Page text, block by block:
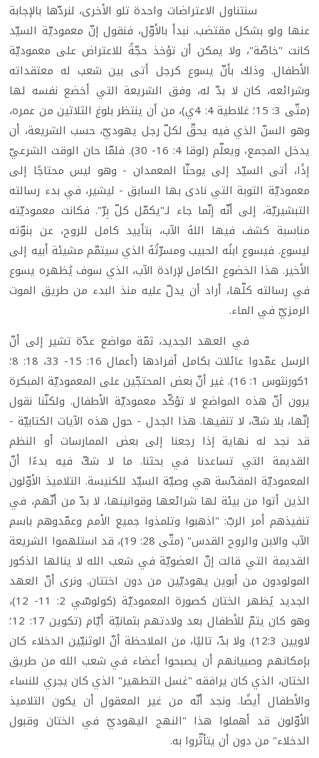
سنتناول الاعتراضات واحدة تلو الأخرى، لنردّها بالإجابة
عنها ولو بشكل مقتضب. نبدأ بالأوّل، فنقول إنّ معموديّة السيّد
كانت "خاصّة"، ولا يمكن أن تؤخذ حجّةً للاعتراض على معموديّة
الأطفال. وذلك بأنّ يسوع كرجل أتى بين شعب له معتقداته
وشرائعه، كان لا بدّ له، وفق الشريعة التي أخضع نفسه لها
(متّى 3: 15؛ غلاطية 4: 4ي)، من أن ينتظر بلوغ الثلاثين من عمره،
وهو السنّ الذي فيه يحقّ لكلّ رجل يهوديّ، حسب الشريعة، أن
يدخل المجمع، ويعلّم (لوقا 4: 16- 30). فلمّا حان الوقت الشرعيّ
إذًا، أتى السيّد إلى يوحنّا المعمدان - وهو ليس محتاجًا إلى
معموديّة التوبة التي نادى بها السابق - ليشير، في بدء رسالته
التبشيريّة، إلى أنّه إنّما جاء لـ"يكمّل كلّ بِرّ". فكانت معموديّته
مناسبة كشف فيها اللهُ الآب، بتأييد كامل للروح، عن بنوّته
ليسوع. فيسوع ابنُه الحبيب ومسرّتُهُ الذي سيتمّم مشيئة أبيه إلى
الأخير. هذا الخضوع الكامل لإرادة الآب، الذي سوف يُظهره يسوع
في رسالته كلّها، أراد أن يدلّ عليه منذ البدء من طريق الموت
الرمزيّ في الماء.
في العهد الجديد، ثمّة مواضع عدّة تشير إلى أنّ
الرسل عمّدوا عائلات بكامل أفرادها (أعمال 16: 15- 33، 18: 8؛
1كورنثوس 1: 16). غير أنّ بعض المحتجّين على المعموديّة المبكرة
يرون أنّ هذه المواضع لا تؤكّد معموديّة الأطفال. ولكنّنا نقول
إنّها، بلا شكّ، لا تنفيها. هذا الجدل - حول هذه الآيات الكتابيّة -
قد نجد له نهاية إذا رجعنا إلى بعض الممارسات أو النظم
القديمة التي تساعدنا في بحثنا. ما لا شكّ فيه بدءًا أنّ
المعموديّة المقدّسة هي وصيّة السيّد للكنيسة. التلاميذ الأوّلون
الذين أتوا من بيئة لها شرائعها وقوانينها، لا بدّ من أنّهم، في
تنفيذهم أمر الربّ: "اذهبوا وتلمذوا جميع الأمم وعمّدوهم باسم
الآب والابن والروح القدس" (متّى 28: 19)، قد استلهموا الشريعة
القديمة التي قالت إنّ العضويّة في شعب الله لا ينالها الذكور
المولودون من أبوين يهوديّين من دون اختتان. ونرى أنّ العهد
الجديد يُظهر الختان كصورة المعموديّة (كولوسّي 2: 11- 12)،
وهو كان يتمّ للأطفال بعد ولادتهم بثمانيّة أيّام (تكوين 17: 12؛
لاويين 12:3). ولا بدّ، تاليًا، من الملاحظة أنّ الوثنيّين الدخلاء كان
بإمكانهم وصبيانهم أن يصبحوا أعضاء في شعب الله من طريق
الختان، الذي كان يرافقه "غسل التطهير" الذي كان يجري للنساء
والأطفال أيضًا. ونجد أنّه من غير المعقول أن يكون التلاميذ
الأوّلون قد أهملوا هذا "النهج اليهوديّ في الختان وقبول
الدخلاء" من دون أن يتأثّروا به.